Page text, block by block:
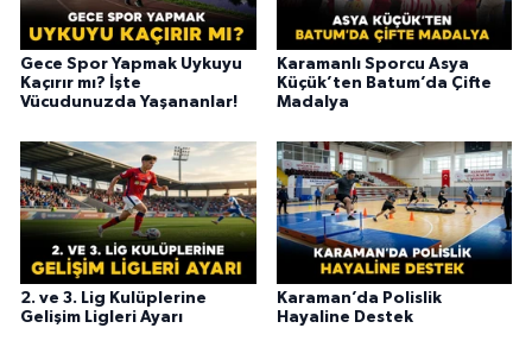
Gece Spor Yapmak Uykuyu
Kaçırır mı? İşte
Vücudunuzda Yaşananlar!
Karamanlı Sporcu Asya
Küçük’ten Batum’da Çifte
Madalya
2. ve 3. Lig Kulüplerine
Gelişim Ligleri Ayarı
Karaman’da Polislik
Hayaline Destek